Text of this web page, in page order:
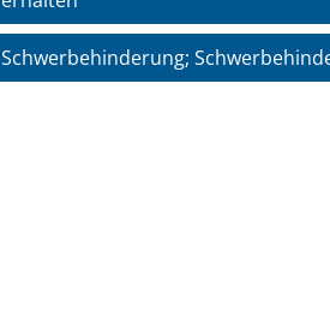
Schwerbehinderung;